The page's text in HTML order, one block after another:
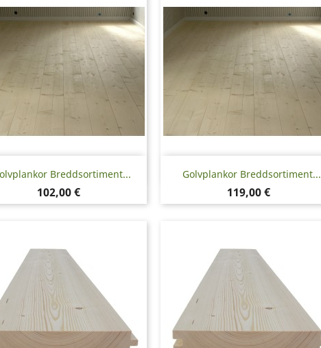
Breddsortiment...
Pris
102,00 €
Snabbvy Golvplankor Breddsortiment...
Pris
119,00 €
Snabbvy